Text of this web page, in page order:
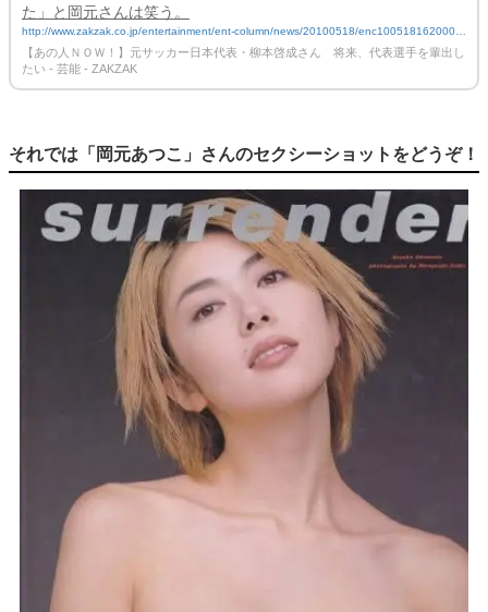
た」と岡元さんは笑う。
http://www.zakzak.co.jp/entertainment/ent-column/news/20100518/enc1005181620002-
n1.htm
【あの人ＮＯＷ！】元サッカー日本代表・柳本啓成さん 将来、代表選手を輩出し
たい - 芸能 - ZAKZAK
それでは「岡元あつこ」さんのセクシーショットをどうぞ！